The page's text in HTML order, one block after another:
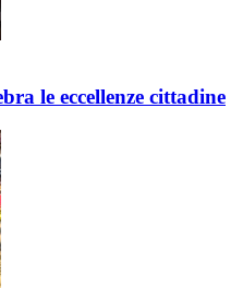
le eccellenze cittadine